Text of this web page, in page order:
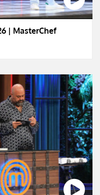
| MasterChef